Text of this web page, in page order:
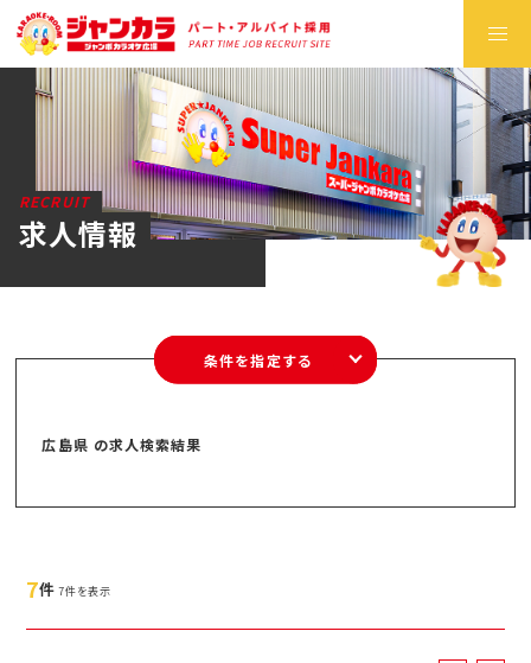
RECRUIT
求人情報
条件を指定する
広島県 の求人検索結果
7件 7件を表示